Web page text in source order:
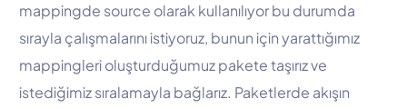
mappingde source olarak kullanılıyor bu durumda
sırayla çalışmalarını istiyoruz, bunun için yarattığımız
mappingleri oluşturduğumuz pakete taşırız ve
istediğimiz sıralamayla bağlarız. Paketlerde akışın